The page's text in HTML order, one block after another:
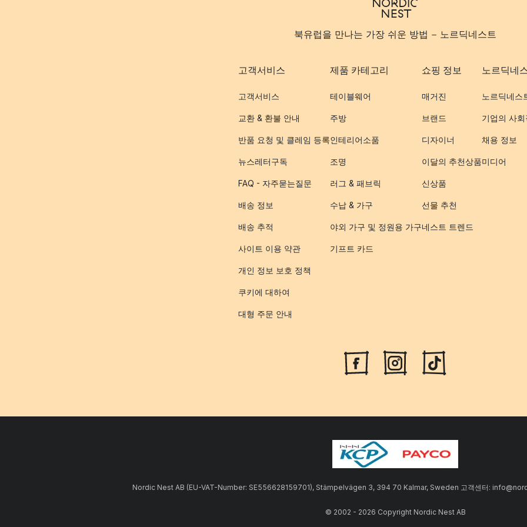
북유럽을 만나는 가장 쉬운 방법 - 노르딕네스트
고객서비스
고객서비스
교환 & 환불 안내
반품 요청 및 클레임 등록
뉴스레터구독
FAQ - 자주묻는질문
배송 정보
배송 추적
사이트 이용 약관
개인 정보 보호 정책
쿠키에 대하여
대형 주문 안내
제품 카테고리
테이블웨어
주방
인테리어소품
조명
러그 & 패브릭
수납 & 가구
야외 가구 및 정원용 가구
기프트 카드
쇼핑 정보
매거진
브랜드
디자이너
이달의 추천상품
신상품
선물 추천
네스트 트렌드
노르딕네
노르딕네스
기업의 사회
채용 정보
미디어
Nordic Nest AB (EU-VAT-Number: SE556628159701), Stämpelvägen 3, 394 70 Kalmar, Sweden 고객센터:
© 2002 - 2026 Copyright Nordic Nest AB